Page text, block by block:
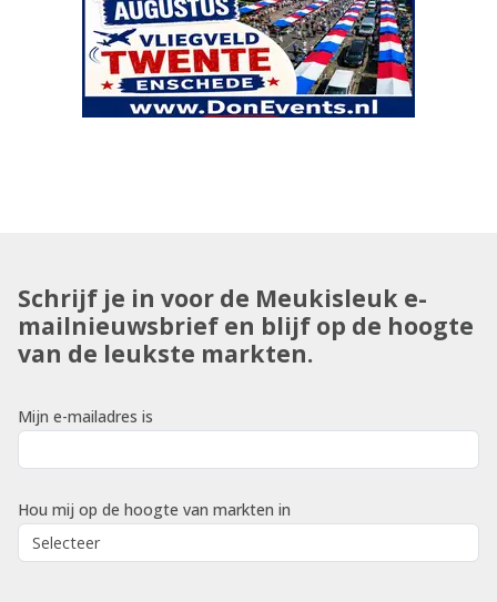
Schrijf je in voor de Meukisleuk e-
mailnieuwsbrief en blijf op de hoogte
van de leukste markten.
Mijn e-mailadres is
Hou mij op de hoogte van markten in